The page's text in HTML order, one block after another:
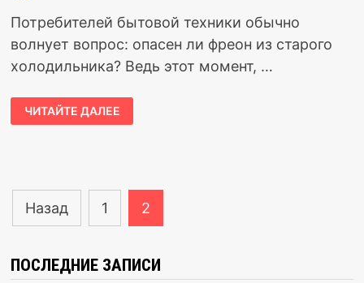
Потребителей бытовой техники обычно
волнует вопрос: опасен ли фреон из старого
холодильника? Ведь этот момент, …
ЧИТАЙТЕ ДАЛЕЕ
Навигация
по
записям
Назад 1 2
ПОСЛЕДНИЕ ЗАПИСИ